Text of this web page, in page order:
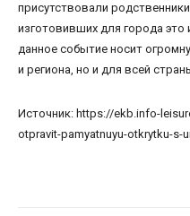
присутствовали
изготовивших для города это
данное событие носит
и региона, но и для всей
Источник: https://ekb.info-
otpravit-pamyatnuyu-otkrytku-s-